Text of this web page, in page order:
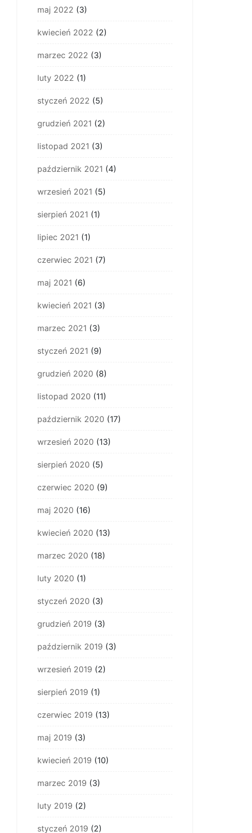
maj 2022 (3)
kwiecień 2022 (2)
marzec 2022 (3)
luty 2022 (1)
styczeń 2022 (5)
grudzień 2021 (2)
listopad 2021 (3)
październik 2021 (4)
wrzesień 2021 (5)
sierpień 2021 (1)
lipiec 2021 (1)
czerwiec 2021 (7)
maj 2021 (6)
kwiecień 2021 (3)
marzec 2021 (3)
styczeń 2021 (9)
grudzień 2020 (8)
listopad 2020 (11)
październik 2020 (17)
wrzesień 2020 (13)
sierpień 2020 (5)
czerwiec 2020 (9)
maj 2020 (16)
kwiecień 2020 (13)
marzec 2020 (18)
luty 2020 (1)
styczeń 2020 (3)
grudzień 2019 (3)
październik 2019 (3)
wrzesień 2019 (2)
sierpień 2019 (1)
czerwiec 2019 (13)
maj 2019 (3)
kwiecień 2019 (10)
marzec 2019 (3)
luty 2019 (2)
styczeń 2019 (2)